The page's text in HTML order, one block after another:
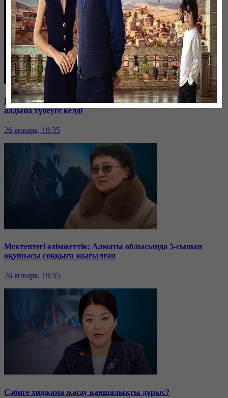
Баспанасын ала алмай жүрген бір топ шымкенттік әкімдік
алдына түнеуге келді
26 января, 19:35
Мектептегі әлімжеттік: Алматы облысында 5-сынып
оқушысы соққыға жығылған
26 января, 19:35
Сәбиге хиджама жасау қаншалықты дұрыс?